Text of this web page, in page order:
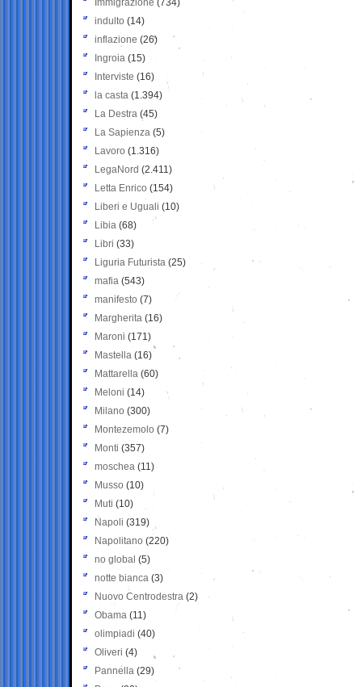
Immigrazione (734)
indulto (14)
inflazione (26)
Ingroia (15)
Interviste (16)
la casta (1.394)
La Destra (45)
La Sapienza (5)
Lavoro (1.316)
LegaNord (2.411)
Letta Enrico (154)
Liberi e Uguali (10)
Libia (68)
Libri (33)
Liguria Futurista (25)
mafia (543)
manifesto (7)
Margherita (16)
Maroni (171)
Mastella (16)
Mattarella (60)
Meloni (14)
Milano (300)
Montezemolo (7)
Monti (357)
moschea (11)
Musso (10)
Muti (10)
Napoli (319)
Napolitano (220)
no global (5)
notte bianca (3)
Nuovo Centrodestra (2)
Obama (11)
olimpiadi (40)
Oliveri (4)
Pannella (29)